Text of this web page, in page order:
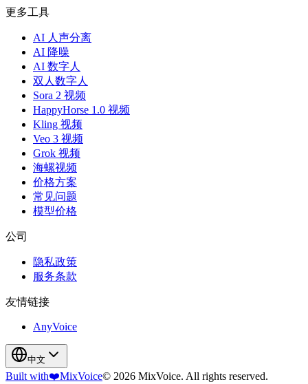
更多工具
AI 人声分离
AI 降噪
AI 数字人
双人数字人
Sora 2 视频
HappyHorse 1.0 视频
Kling 视频
Veo 3 视频
Grok 视频
海螺视频
价格方案
常见问题
模型价格
公司
隐私政策
服务条款
友情链接
AnyVoice
中文
Built with❤️MixVoice© 2026 MixVoice. All rights reserved.